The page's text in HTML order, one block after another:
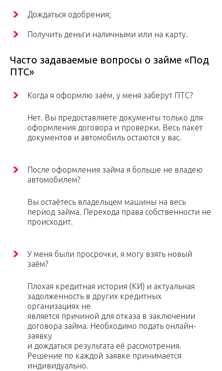
Дождаться одобрения;
Получить деньги наличными или на карту.
Часто задаваемые вопросы о займе «Под
ПТС»
Когда я оформлю заём, у меня заберут ПТС?
Нет. Вы предоставляете документы только для
оформления договора и проверки. Весь пакет
документов и автомобиль остаются у вас.
После оформления займа я больше не владею
автомобилем?
Вы остаётесь владельцем машины на весь
период займа. Перехода права собственности не
происходит.
У меня были просрочки, я могу взять новый
заём?
Плохая кредитная история (КИ) и актуальная
задолженность в других кредитных
организациях не
является причиной для отказа в заключении
договора займа. Необходимо подать онлайн-
заявку
и дождаться результата её рассмотрения.
Решение по каждой заявке принимается
индивидуально.